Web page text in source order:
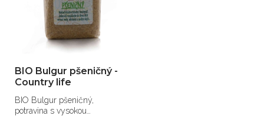
BIO Bulgur pšeničný -
Country life
BIO Bulgur pšeničný,
potravina s vysokou